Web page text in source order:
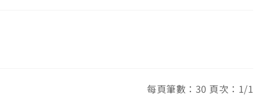
每頁筆數：30 頁次：1/1